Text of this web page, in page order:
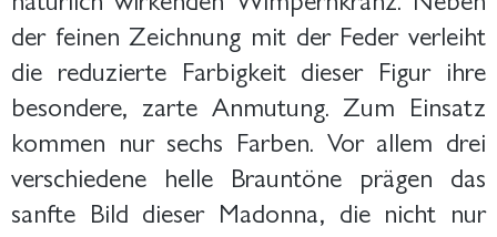
der feinen Zeichnung mit der Feder verleiht
die reduzierte Farbigkeit dieser Figur ihre
besondere, zarte Anmutung. Zum Einsatz
kommen nur sechs Farben. Vor allem drei
verschiedene helle Brauntöne prägen das
sanfte Bild dieser Madonna, die nicht nur